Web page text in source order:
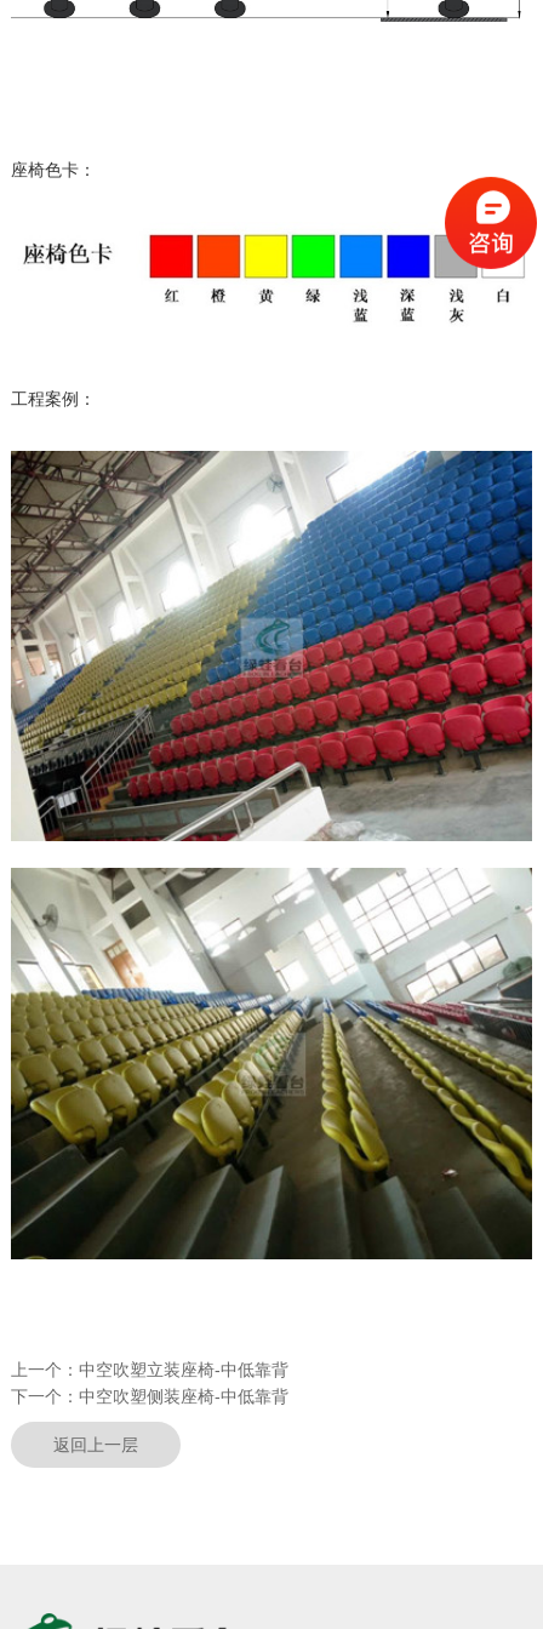
座椅色卡：
工程案例：
上一个： 中空吹塑立装座椅-中低靠背
下一个： 中空吹塑侧装座椅-中低靠背
返回上一层